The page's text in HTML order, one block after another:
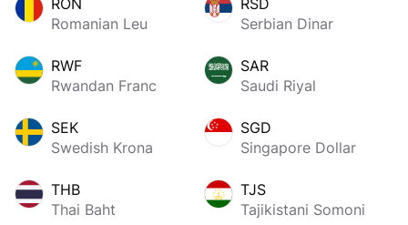
RON
Romanian Leu
RSD
Serbian Dinar
RWF
Rwandan Franc
SAR
Saudi Riyal
SEK
Swedish Krona
SGD
Singapore Dollar
THB
Thai Baht
TJS
Tajikistani Somoni